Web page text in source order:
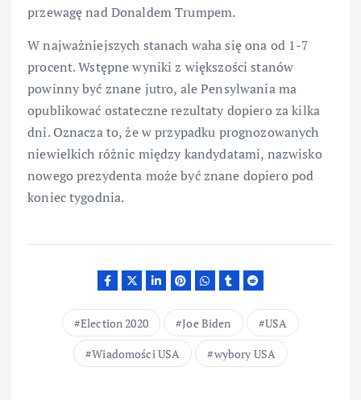
przewagę nad Donaldem Trumpem.
W najważniejszych stanach waha się ona od 1-7
procent. Wstępne wyniki z większości stanów
powinny być znane jutro, ale Pensylwania ma
opublikować ostateczne rezultaty dopiero za kilka
dni. Oznacza to, że w przypadku prognozowanych
niewielkich różnic między kandydatami, nazwisko
nowego prezydenta może być znane dopiero pod
koniec tygodnia.
Election 2020 Joe Biden
USA
Wiadomości USA
wybory USA